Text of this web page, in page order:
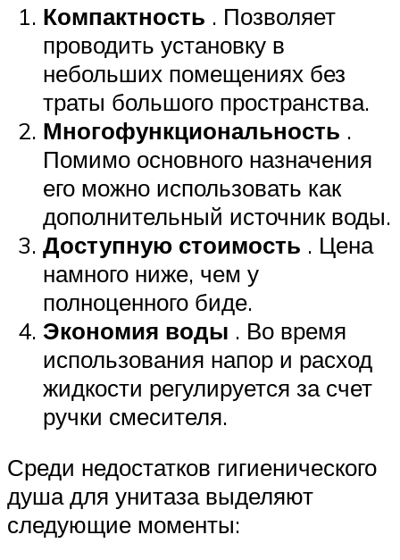
Компактность . Позволяет
проводить установку в
небольших помещениях без
траты большого пространства.
Многофункциональность .
Помимо основного назначения
его можно использовать как
дополнительный источник воды.
Доступную стоимость . Цена
намного ниже, чем у
полноценного биде.
Экономия воды . Во время
использования напор и расход
жидкости регулируется за счет
ручки смесителя.
Среди недостатков гигиенического
душа для унитаза выделяют
следующие моменты: